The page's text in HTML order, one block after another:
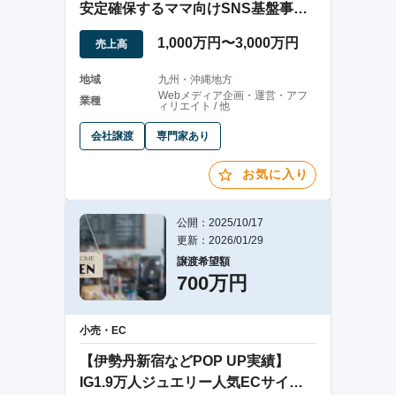
安定確保するママ向けSNS基盤事業
の会社譲渡
売上高 1,000万円〜3,000万円
地域
九州・沖縄地方
業種
Webメディア企画・運営・アフ
ィリエイト / 他
会社譲渡 専門家あり
お気に入り
公開：2025/10/17
更新：2026/01/29
譲渡希望額
700万円
小売・EC
【伊勢丹新宿などPOP UP実績】
IG1.9万人ジュエリー人気ECサイト1